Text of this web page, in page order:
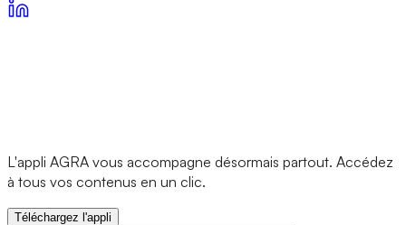
L'appli AGRA vous accompagne désormais partout. Accédez
à tous vos contenus en un clic.
Téléchargez l'appli